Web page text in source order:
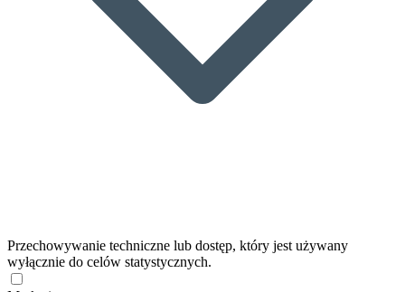
Przechowywanie techniczne lub dostęp, który jest używany
wyłącznie do celów statystycznych.